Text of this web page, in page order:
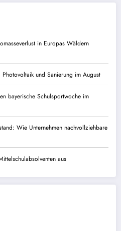
in Europas Wäldern
und Sanierung im August
bayerische Schulsportwoche im
Wie Unternehmen nachvollziehbare
aus